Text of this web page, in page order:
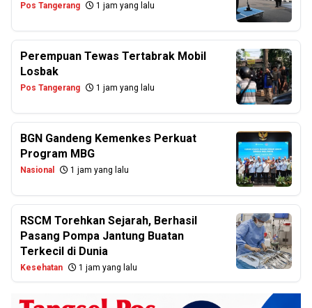
Pos Tangerang 1 jam yang lalu
Perempuan Tewas Tertabrak Mobil
Losbak
Pos Tangerang 1 jam yang lalu
BGN Gandeng Kemenkes Perkuat
Program MBG
Nasional 1 jam yang lalu
RSCM Torehkan Sejarah, Berhasil
Pasang Pompa Jantung Buatan
Terkecil di Dunia
Kesehatan 1 jam yang lalu